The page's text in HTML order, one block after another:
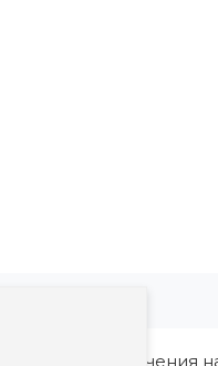
числе ограничения